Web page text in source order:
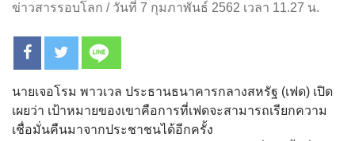
ข่าวสารรอบโลก / วันที่ 7 กุมภาพันธ์ 2562 เวลา 11.27 น.
นายเจอโรม พาวเวล ประธานธนาคารกลางสหรัฐ (เฟด) เปิด
เผยว่า เป้าหมายของเขาคือการที่เฟดจะสามารถเรียกความ
เชื่อมั่นคืนมาจากประชาชนได้อีกครั้ง